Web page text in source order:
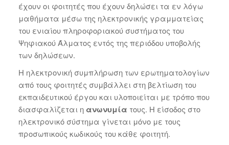
έχουν οι φοιτητές που έχουν δηλώσει τα εν λόγω
μαθήματα μέσω της ηλεκτρονικής γραμματείας
του ενιαίου πληροφοριακού συστήματος του
Ψηφιακού Άλματος εντός της περιόδου υποβολής
των δηλώσεων.
Η ηλεκτρονική συμπλήρωση των ερωτηματολογίων
από τους φοιτητές συμβάλλει στη βελτίωση του
εκπαιδευτικού έργου και υλοποιείται με τρόπο που
διασφαλίζεται η ανωνυμία τους. Η είσοδος στο
ηλεκτρονικό σύστημα γίνεται μόνο με τους
προσωπικούς κωδικούς του κάθε φοιτητή.